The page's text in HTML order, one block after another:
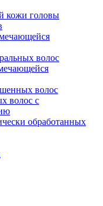
кожи головы
волос
волос
волос с
обработанных